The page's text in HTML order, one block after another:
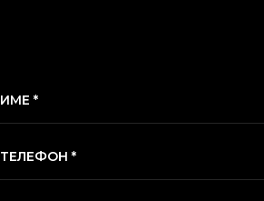
ИМЕ *
ТЕЛЕФОН *